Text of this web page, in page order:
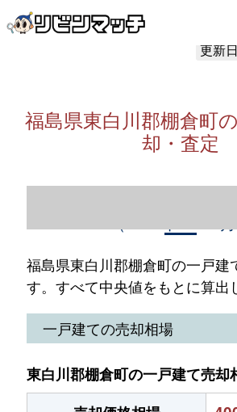
更新日
福島県東白川郡棚倉町
却・査定
福島県東白川郡棚倉町の一戸建
す。すべて中央値をもとに算出
一戸建ての売却相場
東白川郡棚倉町の一戸建て売却